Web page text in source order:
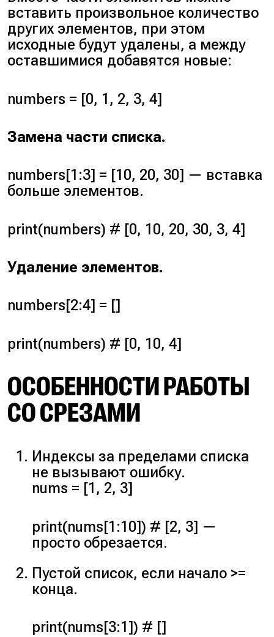
вставить произвольное количество
других элементов, при этом
исходные будут удалены, а между
оставшимися добавятся новые:
numbers = [0, 1, 2, 3, 4]
Замена части списка.
numbers[1:3] = [10, 20, 30] — вставка
больше элементов.
print(numbers) # [0, 10, 20, 30, 3, 4]
Удаление элементов.
numbers[2:4] = []
print(numbers) # [0, 10, 4]
ОСОБЕННОСТИ РАБОТЫ
СО СРЕЗАМИ
Индексы за пределами списка
не вызывают ошибку.
nums = [1, 2, 3]
print(nums[1:10]) # [2, 3] —
просто обрезается.
Пустой список, если начало >=
конца.
print(nums[3:1]) # []